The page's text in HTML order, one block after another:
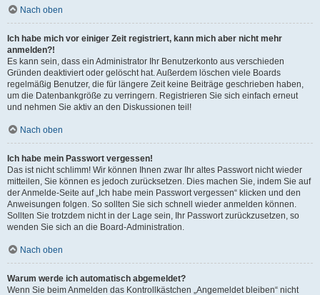
Nach oben
Ich habe mich vor einiger Zeit registriert, kann mich aber nicht mehr
anmelden?!
Es kann sein, dass ein Administrator Ihr Benutzerkonto aus verschieden
Gründen deaktiviert oder gelöscht hat. Außerdem löschen viele Boards
regelmäßig Benutzer, die für längere Zeit keine Beiträge geschrieben haben,
um die Datenbankgröße zu verringern. Registrieren Sie sich einfach erneut
und nehmen Sie aktiv an den Diskussionen teil!
Nach oben
Ich habe mein Passwort vergessen!
Das ist nicht schlimm! Wir können Ihnen zwar Ihr altes Passwort nicht wieder
mitteilen, Sie können es jedoch zurücksetzen. Dies machen Sie, indem Sie auf
der Anmelde-Seite auf „Ich habe mein Passwort vergessen“ klicken und den
Anweisungen folgen. So sollten Sie sich schnell wieder anmelden können.
Sollten Sie trotzdem nicht in der Lage sein, Ihr Passwort zurückzusetzen, so
wenden Sie sich an die Board-Administration.
Nach oben
Warum werde ich automatisch abgemeldet?
Wenn Sie beim Anmelden das Kontrollkästchen „Angemeldet bleiben“ nicht